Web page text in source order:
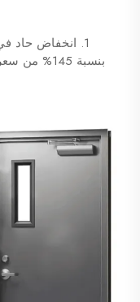
1. انخفاض حاد
بنسبة
المنافسين مثل